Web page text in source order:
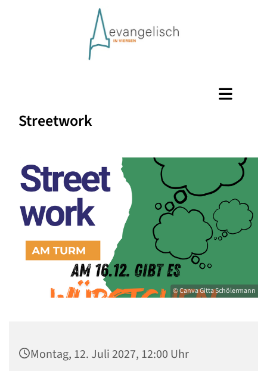
Streetwork
© Canva Gitta Schölermann
Montag, 12. Juli 2027, 12:00 Uhr